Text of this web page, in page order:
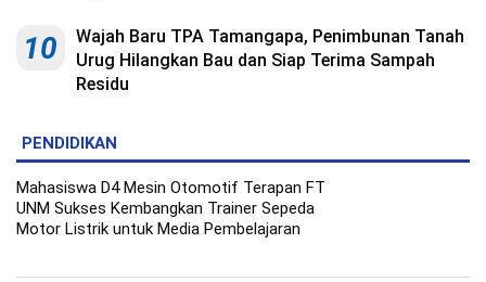
10
Wajah Baru TPA Tamangapa, Penimbunan Tanah
Urug Hilangkan Bau dan Siap Terima Sampah
Residu
PENDIDIKAN
Mahasiswa D4 Mesin Otomotif Terapan FT
UNM Sukses Kembangkan Trainer Sepeda
Motor Listrik untuk Media Pembelajaran